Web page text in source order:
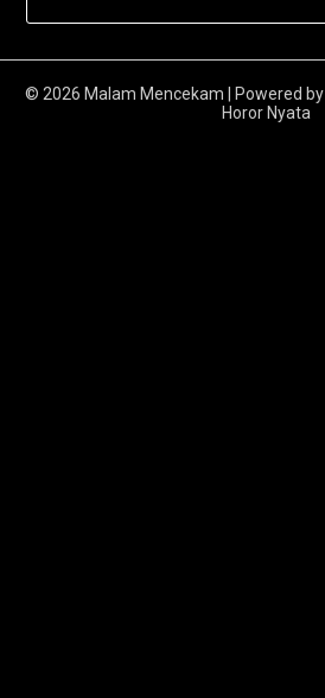
© 2026 Malam Mencekam | Powered by
Horor Nyata